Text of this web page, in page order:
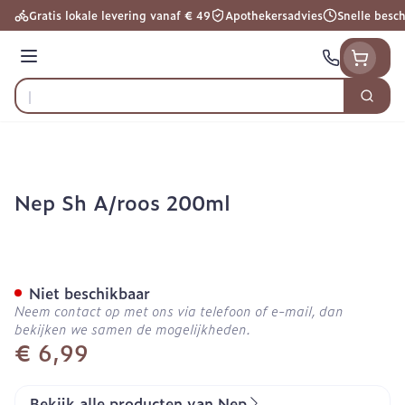
Ga naar de inhoud
Gratis lokale levering vanaf € 49 Apothekersadvies Snelle
Menu
Product, merk, categorie...
Zoek
Nep Sh A/roos 200ml
€ 6,99
Niet beschikbaar
Neem contact op met ons via telefoon of e-mail, dan
bekijken we samen de mogelijkheden.